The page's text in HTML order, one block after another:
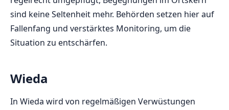
sind keine Seltenheit mehr. Behörden setzen hier auf
Fallenfang und verstärktes Monitoring, um die
Situation zu entschärfen.
Wieda
In Wieda wird von regelmäßigen Verwüstungen